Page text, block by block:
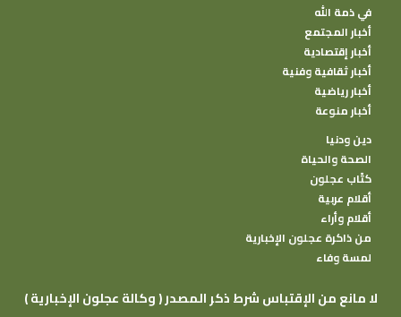
في ذمة الله
أخبار المجتمع
أخبار إقتصادية
أخبار ثقافية وفنية
أخبار رياضية
أخبار منوعة
دين ودنيا
الصحة والحياة
كتًاب عجلون
أقلام عربية
أقلام وأراء
من ذاكرة عجلون الإخبارية
لمسة وفاء
( وكالة عجلون الإخبارية ) لا مانع من الإقتباس شرط ذكر المصدر